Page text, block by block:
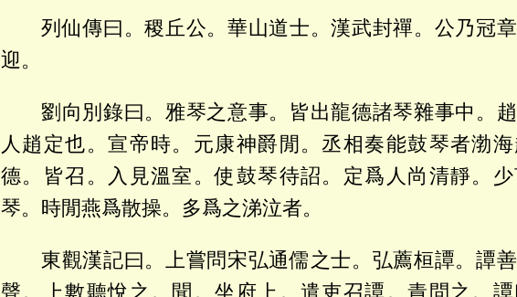
列仙傳曰。稷丘公。華山道士。漢武封禪。公乃冠
迎。
劉向別錄曰。雅琴之意事。皆出龍德諸琴雜事中。
人趙定也。宣帝時。元康神爵閒。丞相奏能鼓琴者渤
德。皆召。入見溫室。使鼓琴待詔。定爲人尚清靜。
琴。時閒燕爲散操。多爲之涕泣者。
東觀漢記曰。上嘗問宋弘通儒之士。弘薦桓譚。譚
聲。上數聽悅之。聞。坐府上。遣吏召譚。責問之。